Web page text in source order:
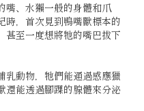
嘴、水獺一般的身體和爪
時，首次見到鴨嘴獸標本的
甚至一度想將牠的嘴巴拔下
乳動物，牠們能通過感應獵
還能透過腳踝的腺體來分泌